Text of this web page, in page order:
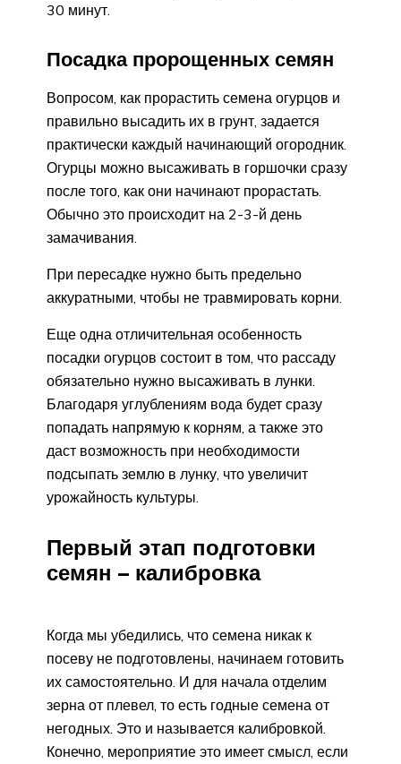
30 минут.
Посадка пророщенных семян
Вопросом, как прорастить семена огурцов и
правильно высадить их в грунт, задается
практически каждый начинающий огородник.
Огурцы можно высаживать в горшочки сразу
после того, как они начинают прорастать.
Обычно это происходит на 2-3-й день
замачивания.
При пересадке нужно быть предельно
аккуратными, чтобы не травмировать корни.
Еще одна отличительная особенность
посадки огурцов состоит в том, что рассаду
обязательно нужно высаживать в лунки.
Благодаря углублениям вода будет сразу
попадать напрямую к корням, а также это
даст возможность при необходимости
подсыпать землю в лунку, что увеличит
урожайность культуры.
Первый этап подготовки
семян – калибровка
Когда мы убедились, что семена никак к
посеву не подготовлены, начинаем готовить
их самостоятельно. И для начала отделим
зерна от плевел, то есть годные семена от
негодных. Это и называется калибровкой.
Конечно, мероприятие это имеет смысл, если